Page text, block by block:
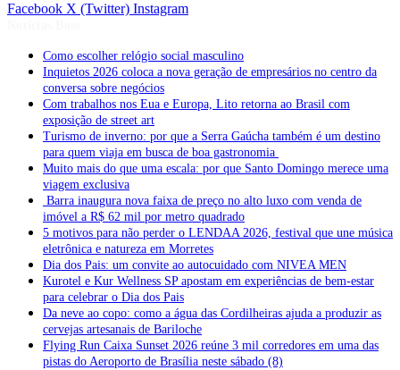
Facebook X (Twitter) Instagram
Como escolher relógio social masculino
Inquietos 2026 coloca a nova geração de empresários no centro da
conversa sobre negócios
Com trabalhos nos Eua e Europa, Lito retorna ao Brasil com
exposição de street art
Turismo de inverno: por que a Serra Gaúcha também é um destino
para quem viaja em busca de boa gastronomia
Muito mais do que uma escala: por que Santo Domingo merece uma
viagem exclusiva
Barra inaugura nova faixa de preço no alto luxo com venda de
imóvel a R$ 62 mil por metro quadrado
5 motivos para não perder o LENDAA 2026, festival que une música
eletrônica e natureza em Morretes
Dia dos Pais: um convite ao autocuidado com NIVEA MEN
Kurotel e Kur Wellness SP apostam em experiências de bem-estar
para celebrar o Dia dos Pais
Da neve ao copo: como a água das Cordilheiras ajuda a produzir as
cervejas artesanais de Bariloche
Flying Run Caixa Sunset 2026 reúne 3 mil corredores em uma das
pistas do Aeroporto de Brasília neste sábado (8)